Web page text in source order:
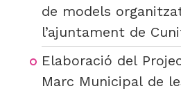
de models
l’ajuntament de
Elaboració del
Marc Municipal de